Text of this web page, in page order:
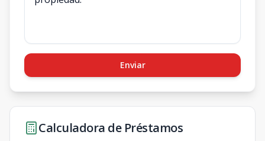
Enviar
Calculadora de Préstamos